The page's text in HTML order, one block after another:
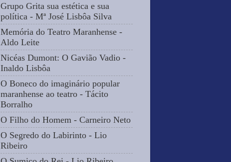
Grupo Grita sua estética e sua
política - Mª José Lisbôa Silva
Memória do Teatro Maranhense -
Aldo Leite
Nicéas Dumont: O Gavião Vadio -
Inaldo Lisbôa
O Boneco do imaginário popular
maranhense ao teatro - Tácito
Borralho
O Filho do Homem - Carneiro Neto
O Segredo do Labirinto - Lio
Ribeiro